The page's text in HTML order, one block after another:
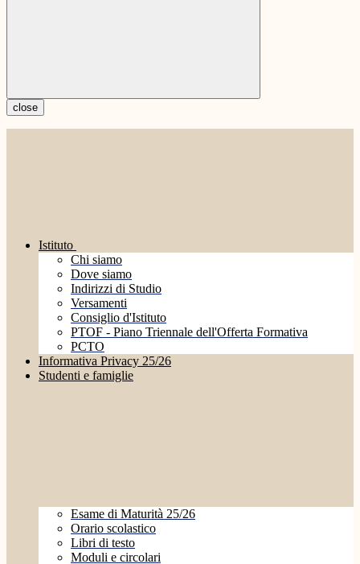
close
Istituto
Chi siamo
Dove siamo
Indirizzi di Studio
Versamenti
Consiglio d'Istituto
PTOF - Piano Triennale dell'Offerta Formativa
PCTO
Informativa Privacy 25/26
Studenti e famiglie
Esame di Maturità 25/26
Orario scolastico
Libri di testo
Moduli e circolari